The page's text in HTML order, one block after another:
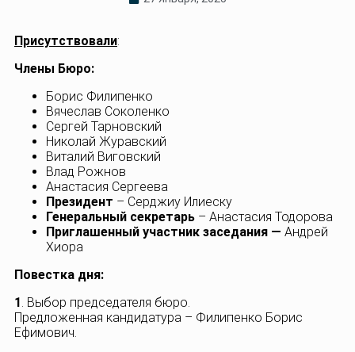
Присутствовали:
Члены Бюро:
Борис Филипенко
Вячеслав Соколенко
Сергей Тарновский
Николай Журавский
Виталий Виговский
Влад Рожнов
Анастасия Сергеева
Президент – Серджиу Илиеску
Генеральный секретарь – Анастасия Тодорова
Приглашенный участник заседания — Андрей
Хиора
Повестка дня:
1. Выбор председателя бюро.
Предложенная кандидатура – Филипенко Борис
Ефимович.